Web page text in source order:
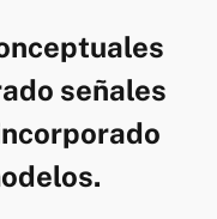
señales